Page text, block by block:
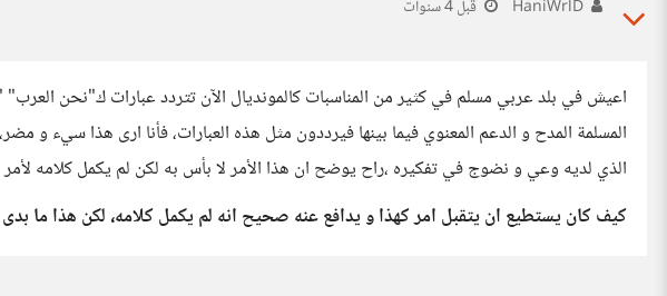
قبل 4 سنوات
اعيش في بلد عربي مسلم في كثير من المناسبات كالمونديال الآن تتردد عبارات ك"نحن العرب"
المسلمة المدح و الدعم المعنوي فيما بينها فيرددون مثل هذه العبارات، فأنا ارى هذا سيء و
الذي لديه وعي و نضوج في تفكيره ،راح يوضح ان هذا الأمر لا بأس به لكن لم يكمل كلامه
كيف كان يستطيع ان يتقبل امر كهذا و يدافع عنه صحيح انه لم يكمل كلامه، لكن هذا ما